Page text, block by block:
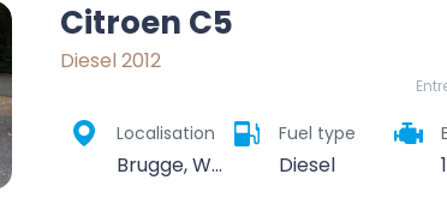
Citroen C5
Diesel 2012
Localisation
Brugge, West-Vlaanderen, Vlaanderen, België
Fuel type
Diesel